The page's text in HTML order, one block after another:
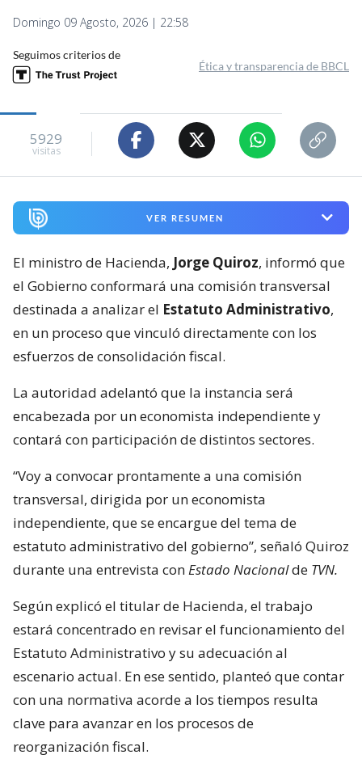
Domingo 09 Agosto, 2026 | 22:58
Seguimos criterios de
Ética y transparencia de BBCL
5929
visitas
VER RESUMEN
El ministro de Hacienda, Jorge Quiroz, informó que
el Gobierno conformará una comisión transversal
destinada a analizar el Estatuto Administrativo,
en un proceso que vinculó directamente con los
esfuerzos de consolidación fiscal.
La autoridad adelantó que la instancia será
encabezada por un economista independiente y
contará con participación de distintos sectores.
“Voy a convocar prontamente a una comisión
transversal, dirigida por un economista
independiente, que se encargue del tema de
estatuto administrativo del gobierno”, señaló Quiroz
durante una entrevista con Estado Nacionalde TVN.
Según explicó el titular de Hacienda, el trabajo
estará concentrado en revisar el funcionamiento del
Estatuto Administrativo y su adecuación al
escenario actual. En ese sentido, planteó que contar
con una normativa acorde a los tiempos resulta
clave para avanzar en los procesos de
reorganización fiscal.